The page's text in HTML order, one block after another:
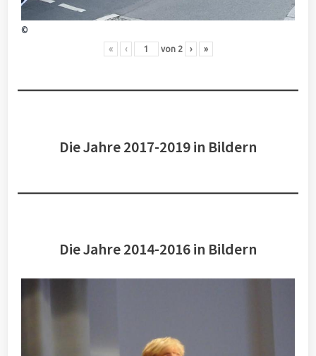
©
« ‹ von 2 › »
Die Jahre 2017-2019 in Bildern
Die Jahre 2014-2016 in Bildern